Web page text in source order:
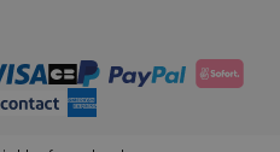
möglich
570592339